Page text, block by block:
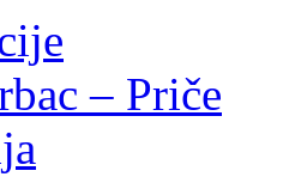
– Priče